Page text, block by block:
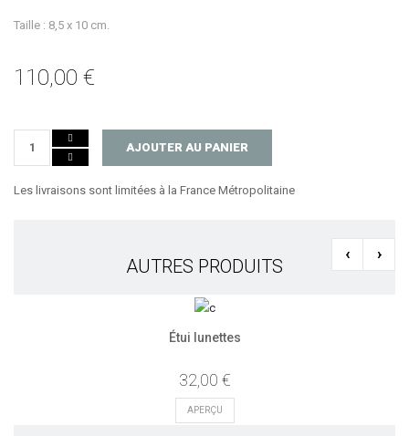
Taille : 8,5 x 10 cm.
110,00 €
AJOUTER AU PANIER
Les livraisons sont limitées à la France Métropolitaine
AUTRES PRODUITS
‹ ›
Étui lunettes
32,00 €
APERÇU